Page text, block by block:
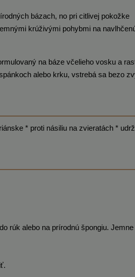
bázach, no pri citlivej pokožke
krúživými pohybmi na
na báze včelieho vosku a
alebo krku, vstrebá sa bezo
* proti násiliu na zvieratách *
rúk alebo na prírodnú špongiu. Jemne